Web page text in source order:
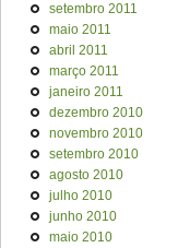
setembro 2011
maio 2011
abril 2011
março 2011
janeiro 2011
dezembro 2010
novembro 2010
setembro 2010
agosto 2010
julho 2010
junho 2010
maio 2010